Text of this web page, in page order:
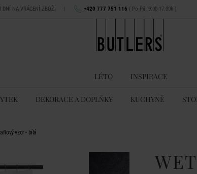
DNÍ NA VRÁCENÍ ZBOŽÍ | +420 777 751 116 ( Po-Pá: 9:00-17:00h )
LÉTO INSPIRACE
DEKORACE A DOPLŇKY KUCHYNĚ
vzor - bílá